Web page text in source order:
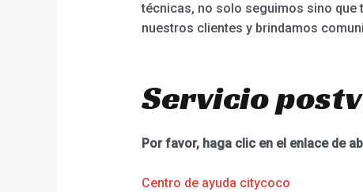
técnicas, no solo seguimos sino que
nuestros clientes y brindamos
Servicio
Por favor, haga clic en el enlace de
Centro de ayuda citycoco